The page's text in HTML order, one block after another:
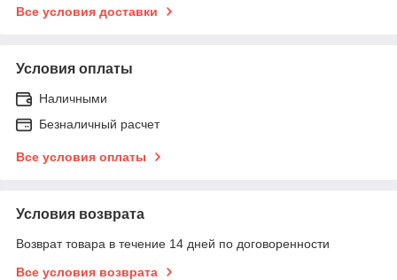
Все условия доставки
Условия оплаты
Наличными
Безналичный расчет
Все условия оплаты
Условия возврата
Возврат товара в течение 14 дней по договоренности
Все условия возврата